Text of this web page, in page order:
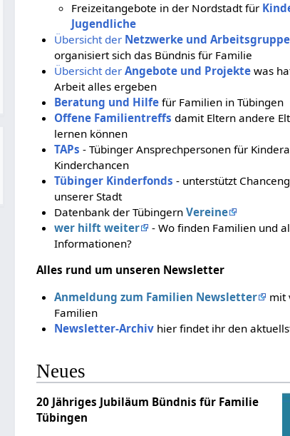
Freizeitangebote in der Nordstadt für
Jugendliche
Übersicht der Netzwerke und
organisiert sich das Bündnis für Familie
Übersicht der Angebote und Projektewas
Arbeit alles ergeben
Beratung und Hilfefür Familien in Tübingen
Offene Familientreffs damit Eltern andere
lernen können
TAPs - Tübinger Ansprechpersonen für
Kinderchancen
Tübinger Kinderfonds - unterstützt
unserer Stadt
Datenbank der Tübingern Vereine
wer hilft weiter
- Wo finden Familien und
Informationen?
Alles rund um unseren Newsletter
Anmeldung zum Familien Newsletter
mit
Familien
Newsletter-Archivhier findet ihr den
Neues
20 Jähriges Jubiläum Bündnis für Familie
Tübingen